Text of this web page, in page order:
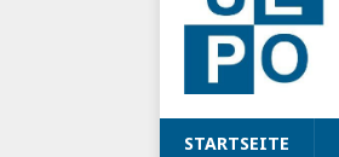
STARTSEITE